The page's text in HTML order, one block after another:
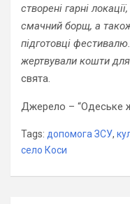
створені гарні
смачний борщ, а
підготовці
жертвували кошти
свята.
Джерело – “Одеське
Tags: допомога ЗСУ,
село Коси